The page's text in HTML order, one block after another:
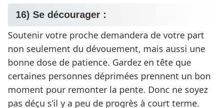
16) Se décourager :
Soutenir votre proche demandera de votre part
non seulement du dévouement, mais aussi une
bonne dose de patience. Gardez en tête que
certaines personnes déprimées prennent un bon
moment pour remonter la pente. Donc ne soyez
pas déçu s’il y a peu de progrès à court terme.